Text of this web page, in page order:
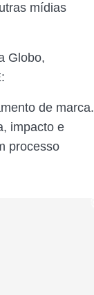
mídias
Globo,
de marca.
impacto e
processo